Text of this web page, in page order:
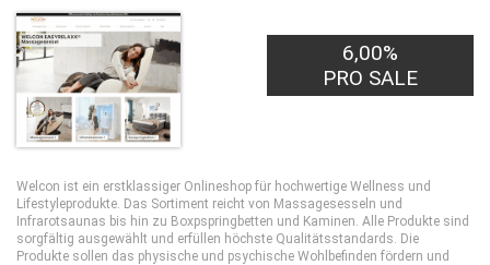
6,00%
PRO SALE
Welcon ist ein erstklassiger Onlineshop für hochwertige Wellness und
Lifestyleprodukte. Das Sortiment reicht von Massagesesseln und
Infrarotsaunas bis hin zu Boxpspringbetten und Kaminen. Alle Produkte sind
sorgfältig ausgewählt und erfüllen höchste Qualitätsstandards. Die
Produkte sollen das physische und psychische Wohlbefinden fördern und